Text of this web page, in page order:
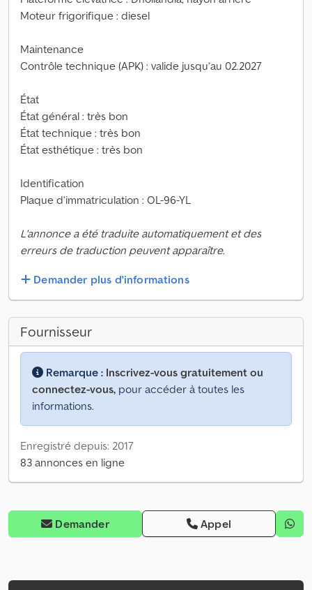
Moteur frigorifique : diesel
Maintenance
Contrôle technique (APK) : valide jusqu’au 02.2027
État
État général : très bon
État technique : très bon
État esthétique : très bon
Identification
Plaque d’immatriculation : OL-96-YL
L'annonce a été traduite automatiquement et des
erreurs de traduction peuvent apparaître.
Demander plus d'informations
Fournisseur
Remarque : Inscrivez-vous gratuitement ou
connectez-vous, pour accéder à toutes les
informations.
Enregistré depuis: 2017
83 annonces en ligne
Demander Appel